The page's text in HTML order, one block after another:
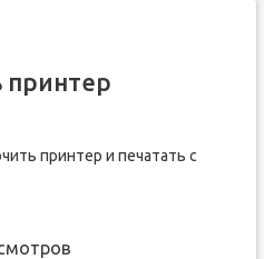
принтер
принтер и печатать с